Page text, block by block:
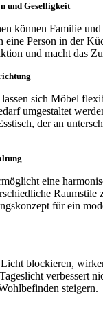
und Geselligkeit
können Familie
eine Person in der
und macht das
sich Möbel
umgestaltet
der an
eine
Raumstile
für ein
blockieren,
verbessert
steigern.